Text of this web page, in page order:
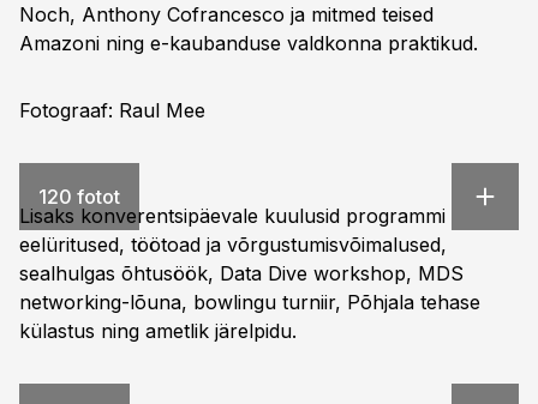
Noch, Anthony Cofrancesco ja mitmed teised
Amazoni ning e-kaubanduse valdkonna praktikud.
Fotograaf: Raul Mee
120 fotot
Lisaks konverentsipäevale kuulusid programmi
eelüritused, töötoad ja võrgustumisvõimalused,
sealhulgas õhtusöök, Data Dive workshop, MDS
networking-lõuna, bowlingu turniir, Põhjala tehase
külastus ning ametlik järelpidu.